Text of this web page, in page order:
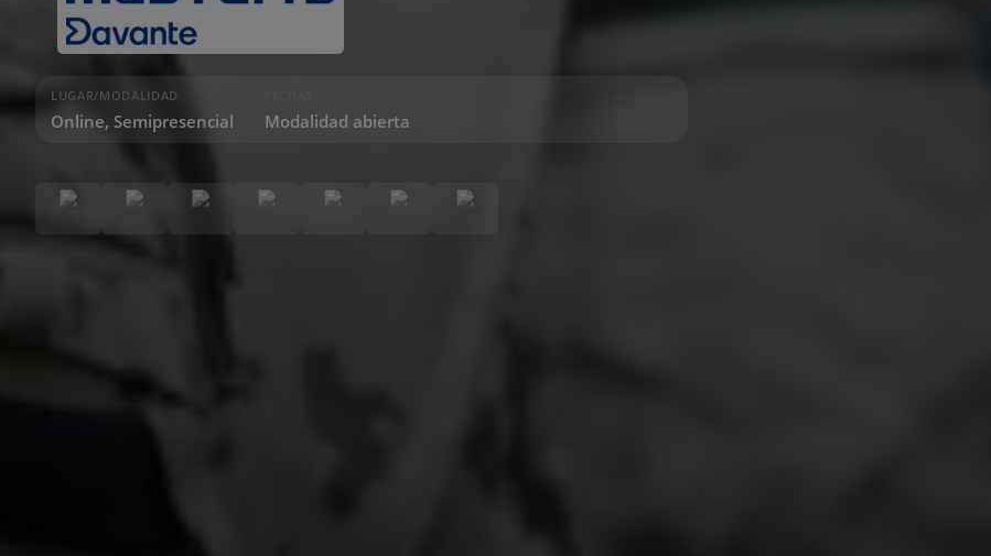
LUGAR/MODALIDAD
Online, Semipresencial Modalidad abierta